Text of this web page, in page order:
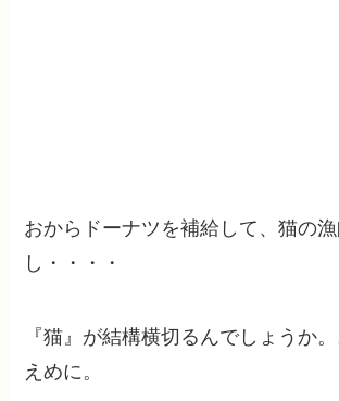
おからドーナツを補給して、猫の
し・・・・
『猫』が結構横切るんでしょうか
えめに。